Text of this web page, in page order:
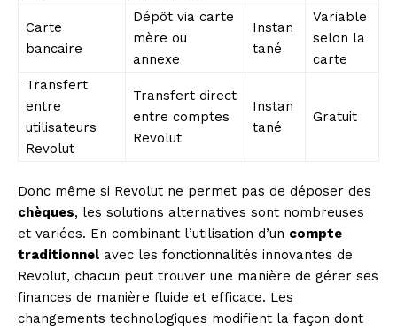
Carte
bancaire
Dépôt via carte
mère ou
annexe
Instan
tané
Variable
selon la
carte
Transfert
entre
utilisateurs
Revolut
Transfert direct
entre comptes
Revolut
Instan
tané
Gratuit
Donc même si Revolut ne permet pas de déposer des
chèques, les solutions alternatives sont nombreuses
et variées. En combinant l’utilisation d’un compte
traditionnel avec les fonctionnalités innovantes de
Revolut, chacun peut trouver une manière de gérer ses
finances de manière fluide et efficace. Les
changements technologiques modifient la façon dont